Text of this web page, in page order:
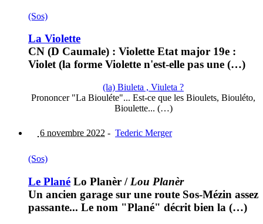
(Sos)
La Violette
CN (D Caumale) : Violette Etat major 19e :
Violet (la forme Violette n'est-elle pas une (…)
(la) Biuleta , Viuleta ?
Prononcer "La Biouléte"... Est-ce que les Bioulets, Biouléto,
Bioulette... (…)
6 novembre 2022 - Tederic Merger
(Sos)
Le Plané Lo Planèr / Lou Planèr
Un ancien garage sur une route Sos-Mézin assez
passante... Le nom "Plané" décrit bien la (…)